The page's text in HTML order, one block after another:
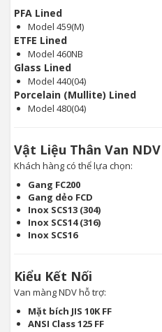
PFA Lined
Model 459(M)
ETFE Lined
Model 460NB
Glass Lined
Model 440(04)
Porcelain (Mullite) Lined
Model 480(04)
Vật Liệu Thân Van NDV
Khách hàng có thể lựa chọn:
Gang FC200
Gang dẻo FCD
Inox SCS13 (304)
Inox SCS14 (316)
Inox SCS16
Kiểu Kết Nối
Van màng NDV hỗ trợ:
Mặt bích JIS 10K FF
ANSI Class 125 FF